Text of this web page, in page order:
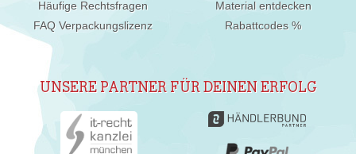
Häufige Rechtsfragen
FAQ Verpackungslizenz
Material entdecken
Rabattcodes %
UNSERE PARTNER FÜR DEINEN ERFOLG